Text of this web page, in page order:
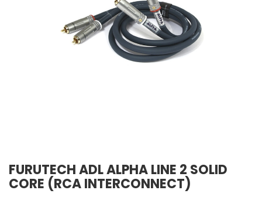
FURUTECH ADL ALPHA LINE 2 SOLID
CORE (RCA INTERCONNECT)